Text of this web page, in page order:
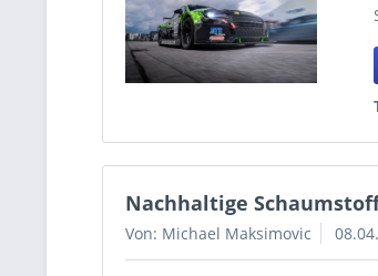
Nachhaltige
Von: Michael Maksimovic